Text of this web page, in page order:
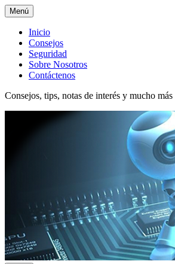
Menú
Menú
superior
Inicio
Consejos
Seguridad
Sobre Nosotros
Contáctenos
Consejos, tips, notas de interés y mucho